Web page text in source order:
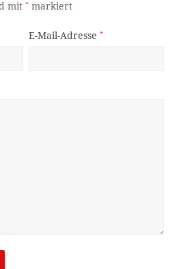
mit* markiert
E-Mail-Adresse*